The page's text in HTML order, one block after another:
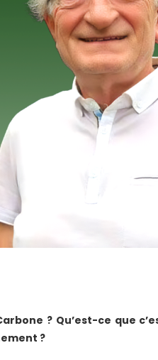
? Qu’est-ce que
?